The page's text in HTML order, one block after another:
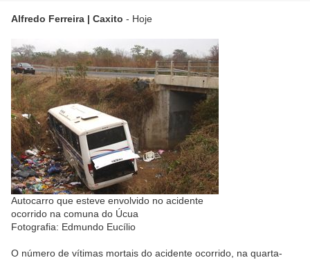
Alfredo Ferreira | Caxito - Hoje
Autocarro que esteve envolvido no acidente
ocorrido na comuna do Úcua
Fotografia: Edmundo Eucílio
O número de vítimas mortais do acidente ocorrido, na quarta-